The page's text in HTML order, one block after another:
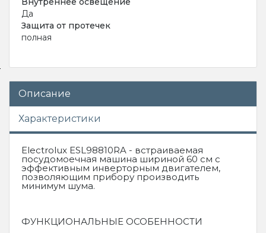
Да
Защита от протечек
полная
Описание
Характеристики
Electrolux ESL98810RA - встраиваемая
посудомоечная машина шириной 60 см с
эффективным инверторным двигателем,
позволяющим прибору производить
минимум шума.
ФУНКЦИОНАЛЬНЫЕ ОСОБЕННОСТИ